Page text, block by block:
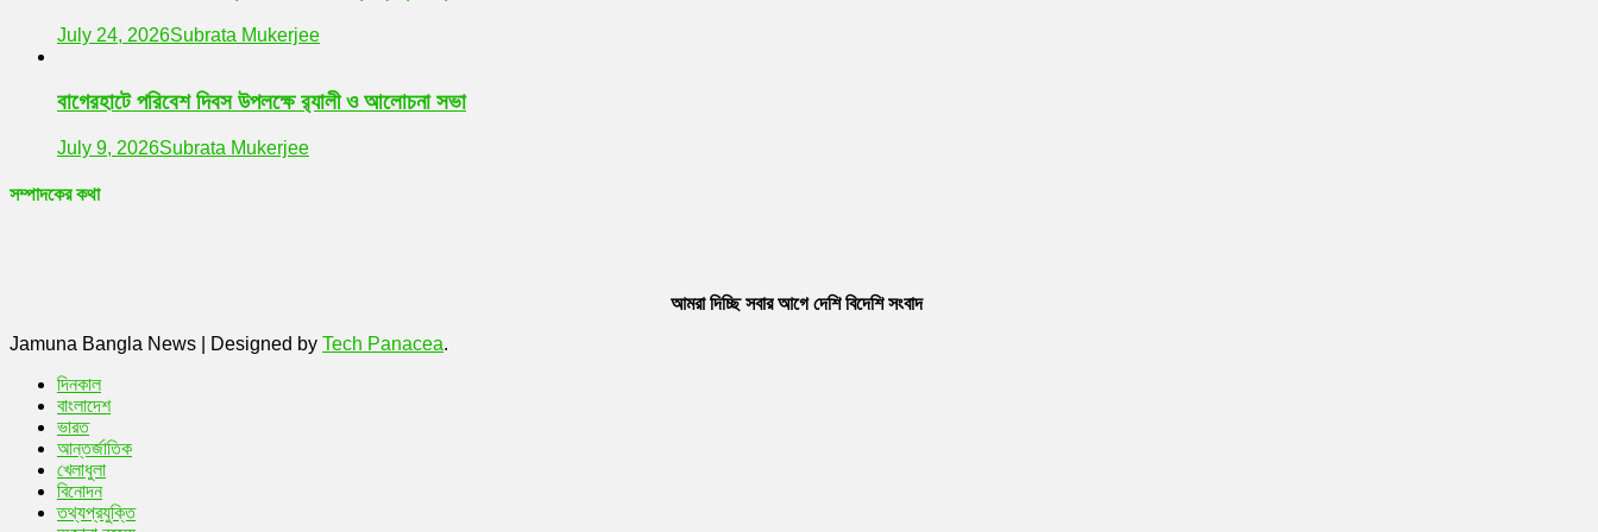
July 24, 2026Subrata Mukerjee
বাগেরহাটে পরিবেশ দিবস উপলক্ষে র‌্যালী ও আলোচনা সভা
July 9, 2026Subrata Mukerjee
সম্পাদকের কথা
আমরা দিচ্ছি সবার আগে দেশি বিদেশি সংবাদ
Jamuna Bangla News
Designed by Tech Panacea.
দিনকাল
বাংলাদেশ
ভারত
আন্তর্জাতিক
খেলাধুলা
বিনোদন
তথ্যপ্রযুক্তি